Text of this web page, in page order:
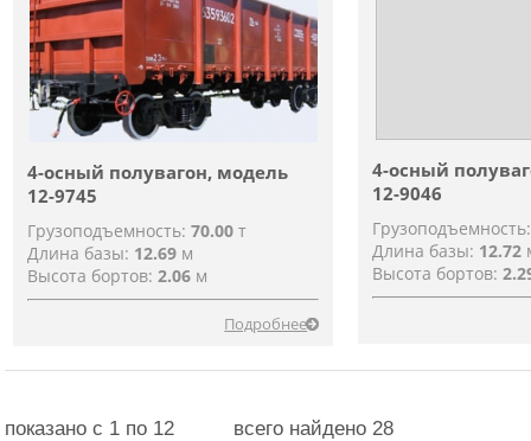
4-осный полувагон, модель
12-9745
Грузоподъемность:70.00 т
Длина базы: 12.69 м
Высота бортов:2.06 м
Подробнее
4-осный
12-9046
Длина базы: 12.72
Высота бортов:
показано c 1 по 12 всего найдено 28